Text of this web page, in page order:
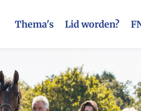
Thema's Lid worden?